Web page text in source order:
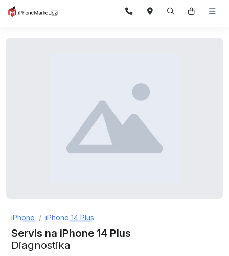
iPhone iPhone 14 Plus
Servis na iPhone 14 Plus
Diagnostika